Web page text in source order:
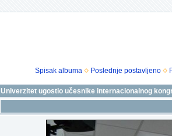
Spisak albuma Poslednje postavljeno
Univerzitet ugostio učesnike internacionalnog